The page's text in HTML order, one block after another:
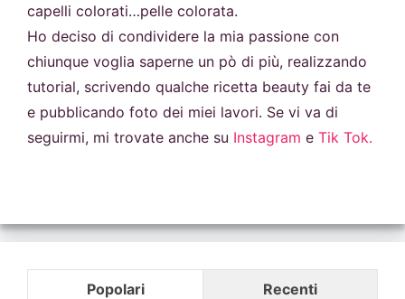
capelli colorati…pelle colorata.
Ho deciso di condividere la mia passione con
chiunque voglia saperne un pò di più, realizzando
tutorial, scrivendo qualche ricetta beauty fai da te
e pubblicando foto dei miei lavori. Se vi va di
seguirmi, mi trovate anche su Instagram e Tik Tok.
Popolari Recenti